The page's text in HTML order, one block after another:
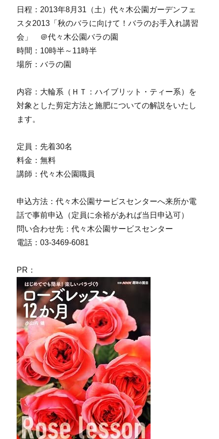
日程：2013年8月31（土）代々木公園ガーデンフェ
スタ2013「秋のバラに向けて！バラのお手入れ講習
会」 ＠代々木公園バラの園
時間：10時半～11時半
場所：バラの園
内容：大輪系（ＨＴ：ハイブリット・ティー系）を
対象とした剪定方法と施肥についての解説をいたし
ます。
定員：先着30名
料金：無料
講師：代々木公園職員
申込方法：代々木公園サービスセンターへ来所か電
話で事前申込（定員に余裕があれば当日申込可）
問い合わせ先：代々木公園サービスセンター
電話：03-3469-6081
PR：